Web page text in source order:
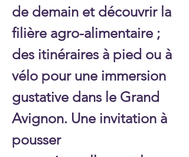
de demain et découvrir la
filière agro-alimentaire ;
des itinéraires à pied ou à
vélo pour une immersion
gustative dans le Grand
Avignon. Une invitation à
pousser